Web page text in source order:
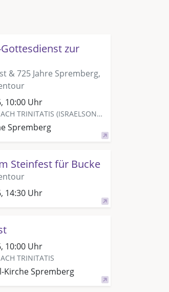
zur
& 725 Jahre Spremberg,
10:00 Uhr
10. SONNTAG NACH TRINITATIS (ISRAELSONNTAG)
Spremberg
Steinfest für Bucke
14:30 Uhr
10:00 Uhr
TRINITATIS
Kirche Spremberg